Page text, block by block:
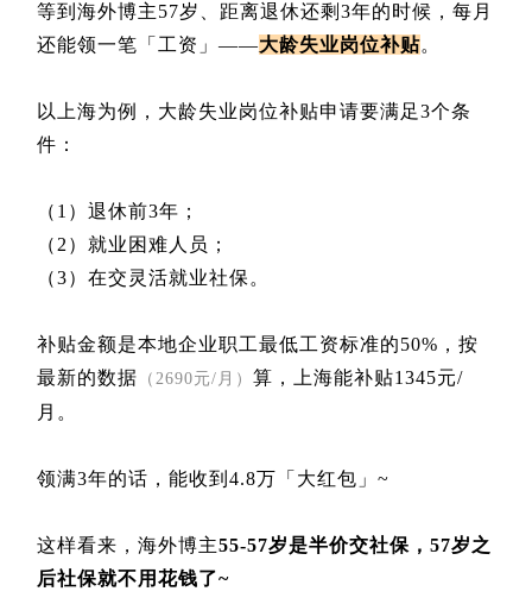
等到海外博主57岁、距离退休还剩3年的时候，每月
还能领一笔「工资」——大龄失业岗位补贴。
以上海为例，大龄失业岗位补贴申请要满足3个条
件：
（1）退休前3年；
（2）就业困难人员；
（3）在交灵活就业社保。
补贴金额是本地企业职工最低工资标准的50%，按
最新的数据 （2690元/月） 算，上海能补贴1345元/
月。
领满3年的话，能收到4.8万「大红包」~
这样看来，海外博主55-57岁是半价交社保，57岁之
后社保就不用花钱了~